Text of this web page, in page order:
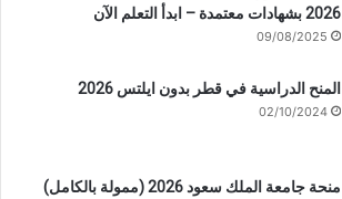
2026 بشهادات معتمدة – ابدأ التعلم الآن
09/08/2025
المنح الدراسية في قطر بدون ايلتس 2026
02/10/2024
منحة جامعة الملك سعود 2026 (ممولة بالكامل)